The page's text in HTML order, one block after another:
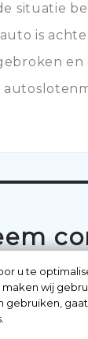
situatie
is
op
u te
wij
gebruiken,